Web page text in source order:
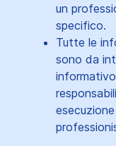
un
specifico.
Tutte le
sono da